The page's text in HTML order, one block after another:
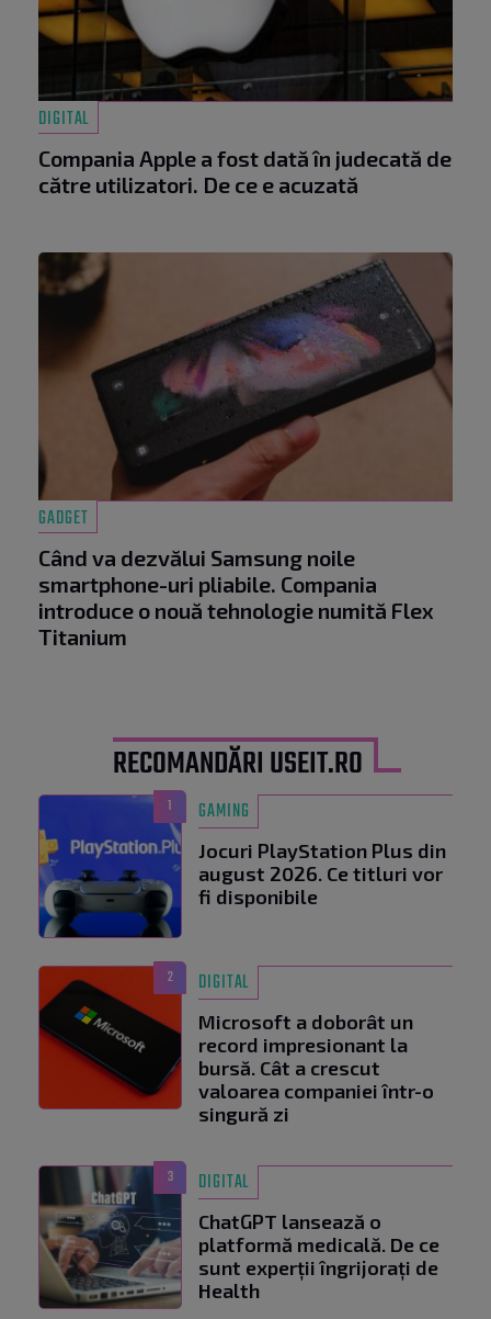
DIGITAL
Compania Apple a fost dată în judecată de
către utilizatori. De ce e acuzată
GADGET
Când va dezvălui Samsung noile
smartphone-uri pliabile. Compania
introduce o nouă tehnologie numită Flex
Titanium
RECOMANDĂRI USEIT.RO
1 GAMING
Jocuri PlayStation Plus din
august 2026. Ce titluri vor
fi disponibile
2 DIGITAL
Microsoft a doborât un
record impresionant la
bursă. Cât a crescut
valoarea companiei într-o
singură zi
3 DIGITAL
ChatGPT lansează o
platformă medicală. De ce
sunt experții îngrijorați de
Health